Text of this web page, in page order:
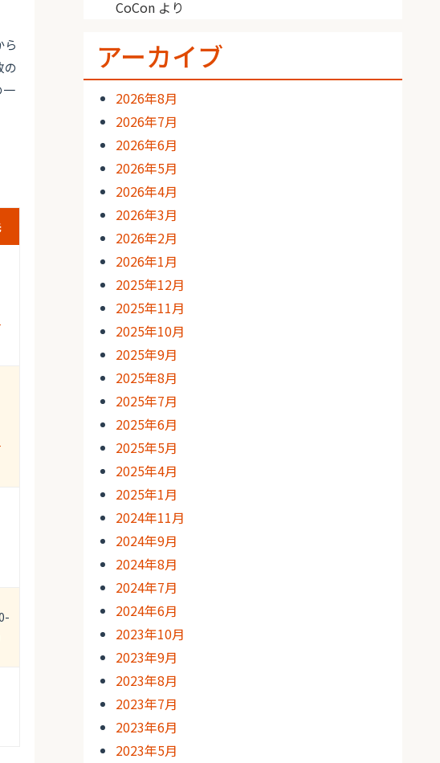
ら
の
一
CoCon より
アーカイブ
2026年8月
2026年7月
2026年6月
2026年5月
2026年4月
2026年3月
2026年2月
2026年1月
2025年12月
2025年11月
2025年10月
2025年9月
2025年8月
2025年7月
2025年6月
2025年5月
2025年4月
2025年1月
2024年11月
2024年9月
2024年8月
2024年7月
2024年6月
2023年10月
2023年9月
2023年8月
2023年7月
2023年6月
2023年5月